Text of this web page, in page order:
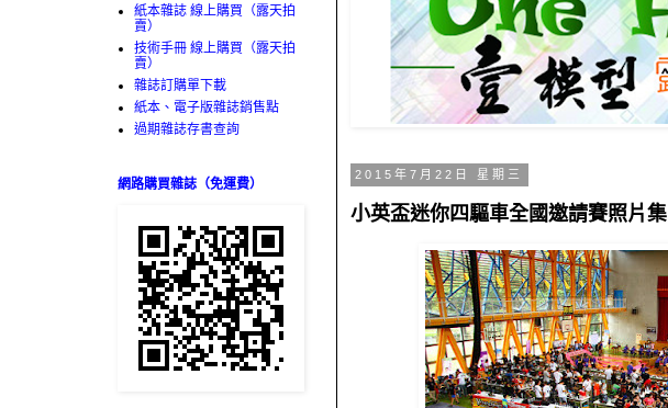
2015年7月22日 星期三
小英盃迷你四驅車全國邀請賽照片集
紙本雜誌 線上購買（露天拍
賣）
技術手冊 線上購買（露天拍
賣）
雜誌訂購單下載
紙本、電子版雜誌銷售點
過期雜誌存書查詢
網路購買雜誌（免運費）